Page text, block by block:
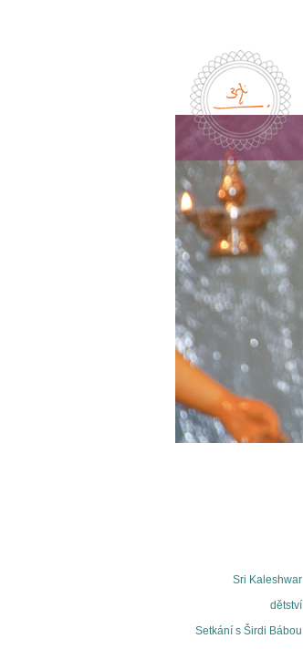
Sri Kaleshwar
dětství
Setkání s Širdi Bábou